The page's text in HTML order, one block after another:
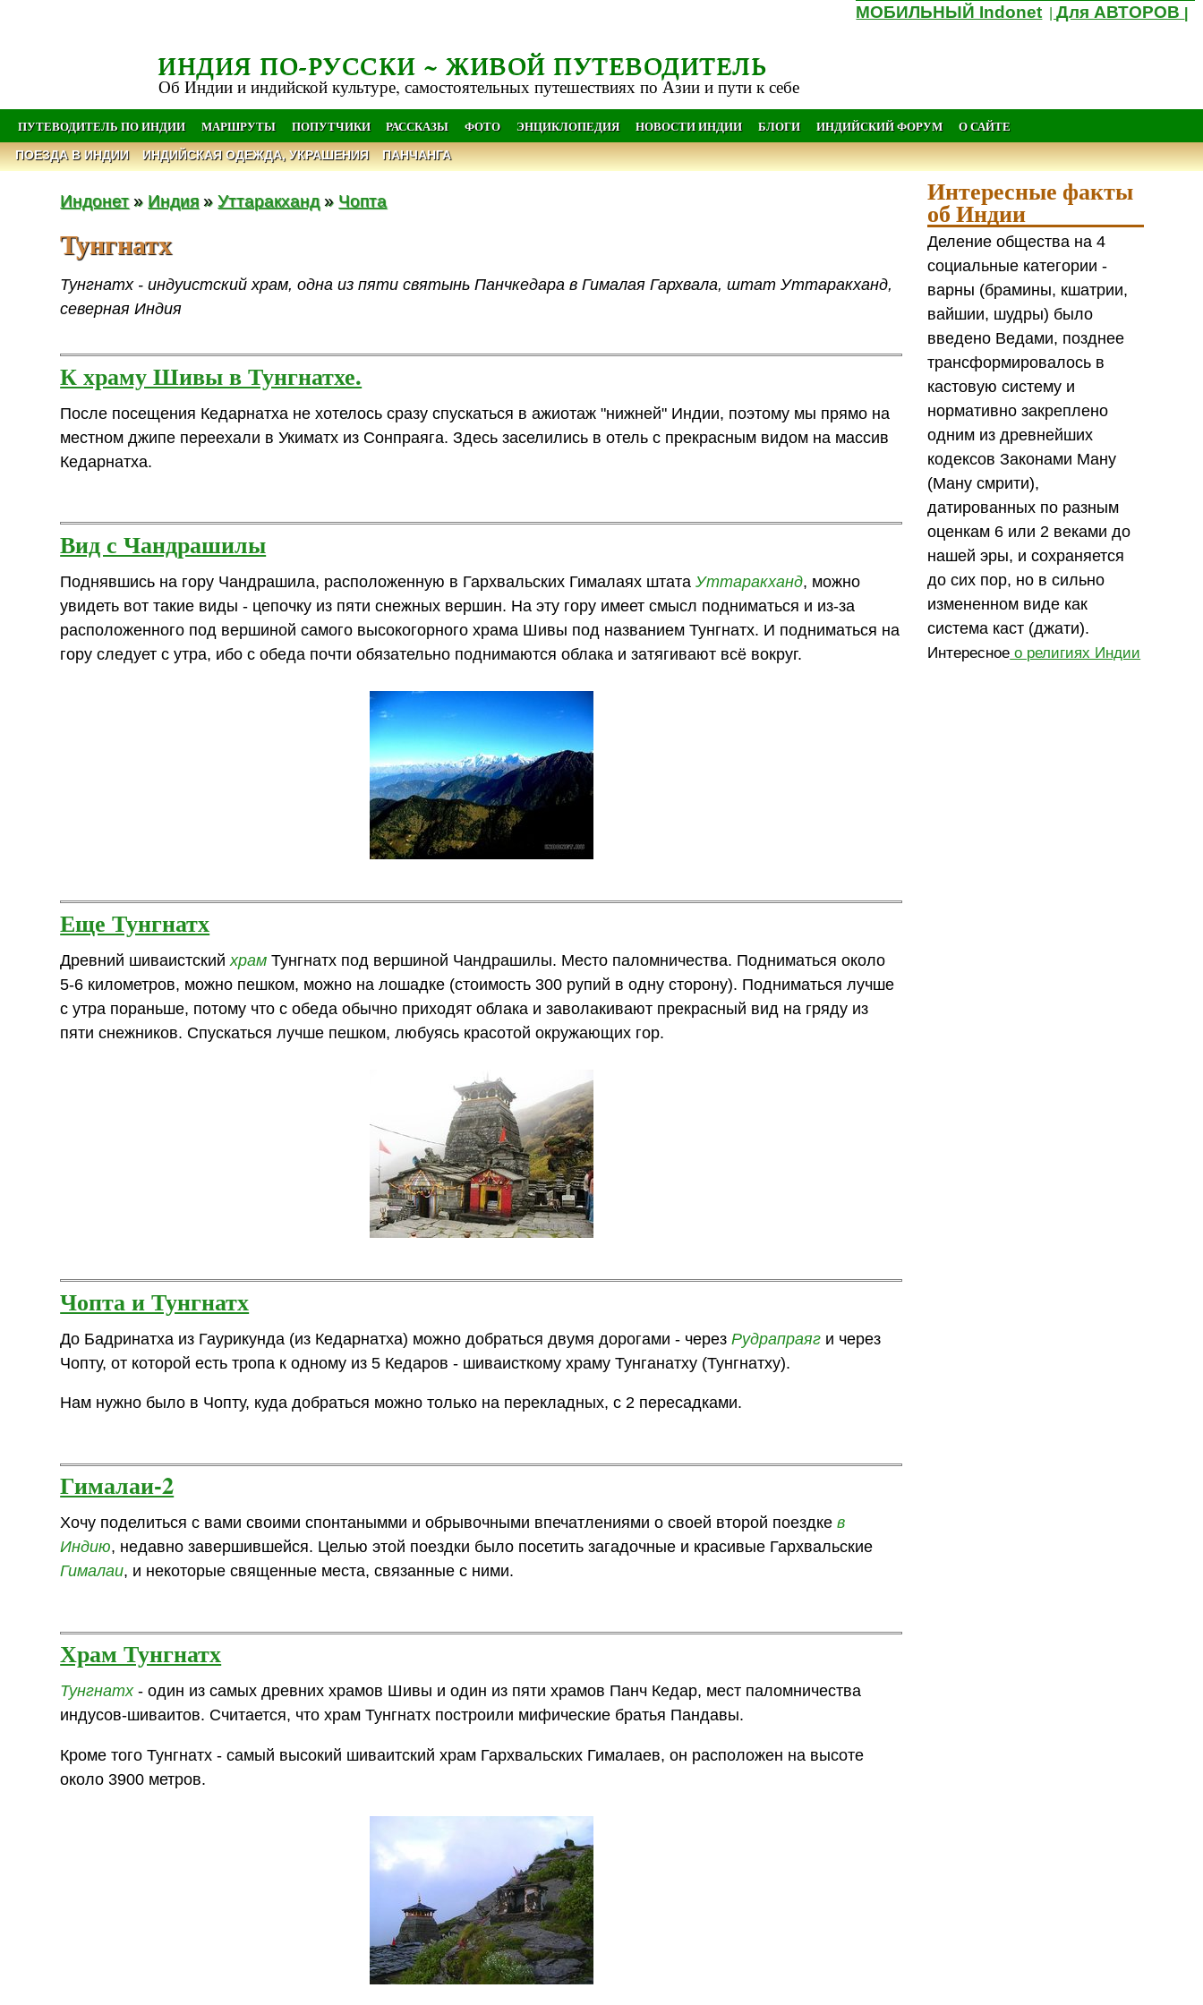
МОБИЛЬНЫЙ Indonet |Для АВТОРОВ
ИНДИЯ ПО-РУССКИ ~ ЖИВОЙ ПУТЕВОДИТЕЛЬ
Об Индии и индийской культуре, самостоятельных путешествиях по Азии и пути к себе
ПУТЕВОДИТЕЛЬ ПО ИНДИИ МАРШРУТЫ ПОПУТЧИКИ РАССКАЗЫ ФОТО ЭНЦИКЛОПЕДИЯ НОВОСТИ ИНДИИ БЛОГИ ИНДИЙСКИЙ ФОРУМ О САЙТЕ
ПОЕЗДА В ИНДИИ ИНДИЙСКАЯ ОДЕЖДА, УКРАШЕНИЯ ПАНЧАНГА
Индонет» Индия »Уттаракханд » Чопта
Тунгнатх
Тунгнатх - индуистский храм, одна из пяти святынь Панчкедара в Гималая Гархвала, штат Уттаракханд,
северная Индия
К храму Шивы в Тунгнатхе.
После посещения Кедарнатха не хотелось сразу спускаться в ажиотаж "нижней" Индии, поэтому мы прямо на
местном джипе переехали в Укиматх из Сонпраяга. Здесь заселились в отель с прекрасным видом на массив
Кедарнатха.
Вид с Чандрашилы
Поднявшись на гору Чандрашила, расположенную в Гархвальских Гималаях штатаУттаракханд, можно
увидеть вот такие виды - цепочку из пяти снежных вершин. На эту гору имеет смысл подниматься и из-за
расположенного под вершиной самого высокогорного храма Шивы под названием Тунгнатх. И подниматься на
гору следует с утра, ибо с обеда почти обязательно поднимаются облака и затягивают всё вокруг.
Еще Тунгнатх
Древний шиваистскийхрам Тунгнатх под вершиной Чандрашилы. Место паломничества. Подниматься около
5-6 километров, можно пешком, можно на лошадке (стоимость 300 рупий в одну сторону). Подниматься лучше
с утра пораньше, потому что с обеда обычно приходят облака и заволакивают прекрасный вид на гряду из
пяти снежников. Спускаться лучше пешком, любуясь красотой окружающих гор.
Чопта и Тунгнатх
До Бадринатха из Гаурикунда (из Кедарнатха) можно добраться двумя дорогами - черезРудрапраяг и через
Чопту, от которой есть тропа к одному из 5 Кедаров - шиваисткому храму Тунганатху (Тунгнатху).
Нам нужно было в Чопту, куда добраться можно только на перекладных, с 2 пересадками.
Гималаи-2
Хочу поделиться с вами своими спонтанымми и обрывочными впечатлениями о своей второй поездкев
Индию, недавно завершившейся. Целью этой поездки было посетить загадочные и красивые Гархвальские
Гималаи, и некоторые священные места, связанные с ними.
Храм Тунгнатх
Тунгнатх- один из самых древних храмов Шивы и один из пяти храмов Панч Кедар, мест паломничества
индусов-шиваитов. Считается, что храм Тунгнатх построили мифические братья Пандавы.
Кроме того Тунгнатх - самый высокий шиваитский храм Гархвальских Гималаев, он расположен на высоте
около 3900 метров.
Интересные факты
об Индии
Деление общества на 4
социальные категории -
варны (брамины, кшатрии,
вайшии, шудры) было
введено Ведами, позднее
трансформировалось в
кастовую систему и
нормативно закреплено
одним из древнейших
кодексов Законами Ману
(Ману смрити),
датированных по разным
оценкам 6 или 2 веками до
нашей эры, и сохраняется
до сих пор, но в сильно
измененном виде как
система каст (джати).
Интересное о религиях Индии